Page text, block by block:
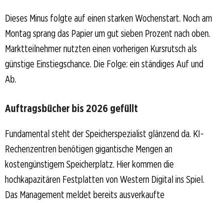
Dieses Minus folgte auf einen starken Wochenstart. Noch am
Montag sprang das Papier um gut sieben Prozent nach oben.
Marktteilnehmer nutzten einen vorherigen Kursrutsch als
günstige Einstiegschance. Die Folge: ein ständiges Auf und
Ab.
Auftragsbücher bis 2026 gefüllt
Fundamental steht der Speicherspezialist glänzend da. KI-
Rechenzentren benötigen gigantische Mengen an
kostengünstigem Speicherplatz. Hier kommen die
hochkapazitären Festplatten von Western Digital ins Spiel.
Das Management meldet bereits ausverkaufte